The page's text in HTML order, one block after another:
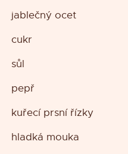
jablečný ocet
cukr
sůl
pepř
kuřecí prsní řízky
hladká mouka